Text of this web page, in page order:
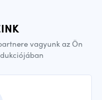
vagyunk az Ön